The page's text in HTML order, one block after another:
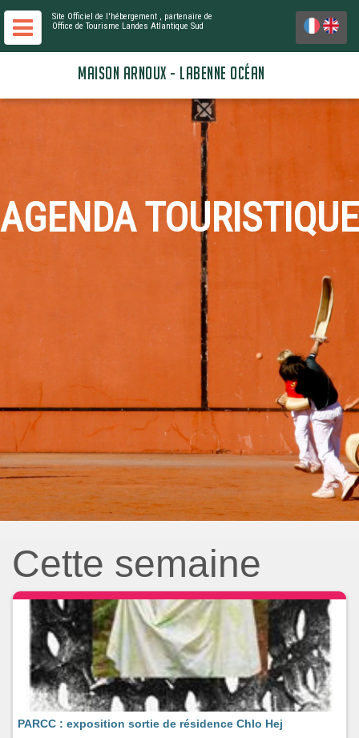
Site Officiel de l'hébergement , partenaire de
Office de Tourisme Landes Atlantique Sud
MAISON ARNOUX - LABENNE OCÉAN
AGENDA TOURISTIQUE
Cette semaine
PARCC : exposition sortie de résidence Chlo Hej